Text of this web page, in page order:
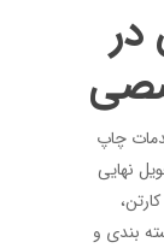
چاپ
نهایی
بندی و